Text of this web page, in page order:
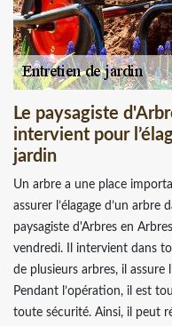
Le paysagiste
intervient pour
jardin
Un arbre a une place
assurer l’élagage d’un
paysagiste d'Arbres en
vendredi. Il intervient dans
de plusieurs arbres, il assure
Pendant l’opération, il est
toute sécurité. Ainsi, il peut